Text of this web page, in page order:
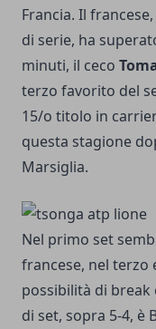
Francia. Il
di serie, ha
minuti, il ceco
terzo favorito del
15/o titolo in
questa stagione
Marsiglia.
Nel primo set
francese, nel terzo
possibilità di
di set, sopra 5-4, è